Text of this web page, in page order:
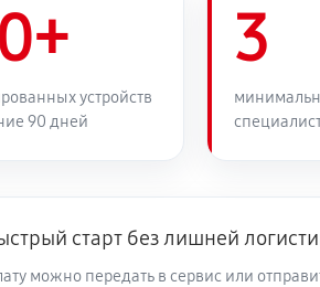
устройств
90 дней
3
старт без лишней
можно передать в сервис или